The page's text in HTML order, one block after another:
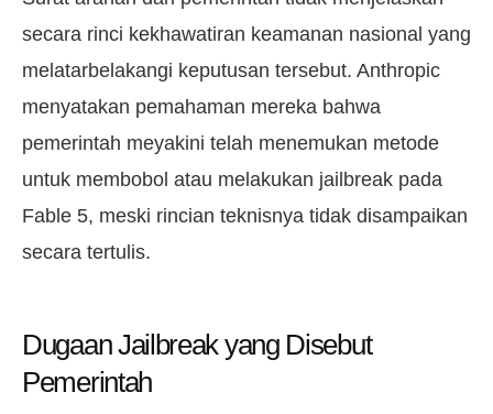
secara rinci kekhawatiran keamanan nasional yang
melatarbelakangi keputusan tersebut. Anthropic
menyatakan pemahaman mereka bahwa
pemerintah meyakini telah menemukan metode
untuk membobol atau melakukan jailbreak pada
Fable 5, meski rincian teknisnya tidak disampaikan
secara tertulis.
Dugaan Jailbreak yang Disebut
Pemerintah